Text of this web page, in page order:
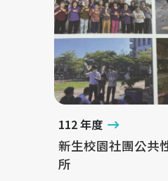
112 年度
新生校園社團公共
所